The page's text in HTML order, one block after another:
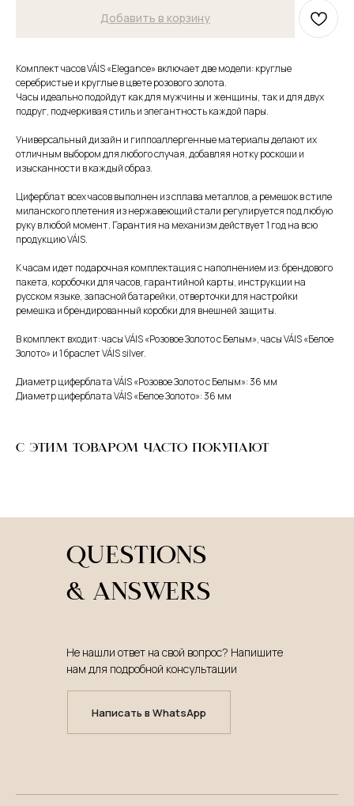
Добавить в корзину
Комплект часов VÁIS «Elegance» включает две модели: круглые
серебристые и круглые в цвете розового золота.
Часы идеально подойдут как для мужчины и женщины, так и для двух
подруг, подчеркивая стиль и элегантность каждой пары.
Универсальный дизайн и гиппоаллергенные материалы делают их
отличным выбором для любого случая, добавляя нотку роскоши и
изысканности в каждый образ.
Циферблат всех часов выполнен из сплава металлов, а ремешок в стиле
миланского плетения из нержавеющий стали регулируется под любую
руку в любой момент. Гарантия на механизм действует 1 год на всю
продукцию VÁIS.
К часам идет подарочная комплектация с наполнением из: брендового
пакета, коробочки для часов, гарантийной карты, инструкции на
русском языке, запасной батарейки, отверточки для настройки
ремешка и брендированный коробки для внешней защиты.
В комплект входит: часы VÁIS «Розовое Золото с Белым», часы VÁIS «Белое
Золото» и 1 браслет VÁIS silver.
Диаметр циферблата VÁIS «Розовое Золото с Белым»: 36 мм
Диаметр циферблата VÁIS «Белое Золото»: 36 мм
С ЭТИМ ТОВАРОМ ЧАСТО ПОКУПАЮТ
QUESTIONS
& ANSWERS
Не нашли ответ на свой вопрос? Напишите
нам для подробной консультации
Написать в WhatsApp